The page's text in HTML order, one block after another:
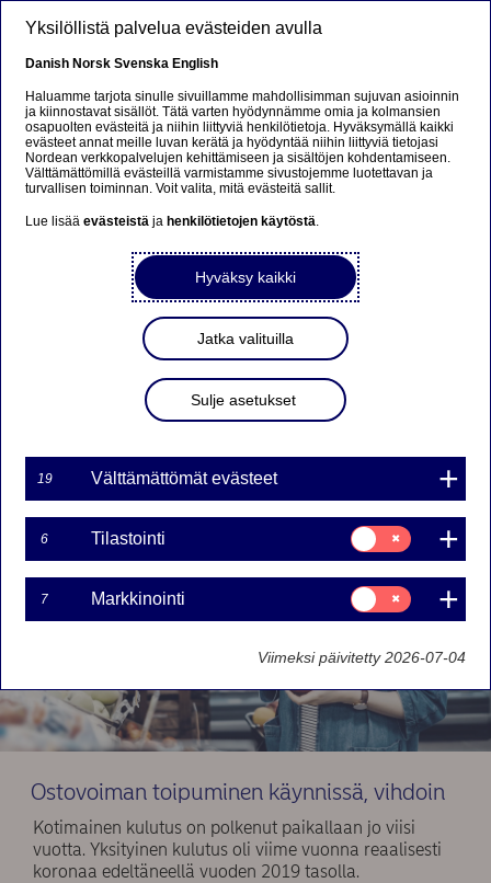
Economic Outlook
Kuluttajan pinkka pitää
26-05-2025
Kotitalouksia on viime vuosina kuritettu
inflaatiolla, koroilla, työttömyydellä ja maailmalta
kumpuavilla negatiivisilla uutisilla. Kotitalouksien
tilanne on nyt kääntynyt kuitenkin monella
mittarilla parempaan suuntaan, kun inflaatio on
Ostovoiman toipuminen käynnissä, vihdoin
Kotimainen kulutus on polkenut paikallaan jo viisi
vuotta. Yksityinen kulutus oli viime vuonna reaalisesti
koronaa edeltäneellä vuoden 2019 tasolla.
Yksilöllistä palvelua evästeiden avulla
Danish Norsk Svenska English
Haluamme tarjota sinulle sivuillamme mahdollisimman sujuvan asioinnin
ja kiinnostavat sisällöt. Tätä varten hyödynnämme omia ja kolmansien
osapuolten evästeitä ja niihin liittyviä henkilötietoja. Hyväksymällä kaikki
evästeet annat meille luvan kerätä ja hyödyntää niihin liittyviä tietojasi
Nordean verkkopalvelujen kehittämiseen ja sisältöjen kohdentamiseen.
Välttämättömillä evästeillä varmistamme sivustojemme luotettavan ja
turvallisen toiminnan. Voit valita, mitä evästeitä sallit.
Lue lisääevästeistä ja henkilötietojen käytöstä.
Hyväksy kaikki
Jatka valituilla
Sulje asetukset
19 Välttämättömät evästeet
6 Tilastointi
Suostumusvalinta:
Tilastointi
7 Markkinointi
Suostumusvalinta:
Markkinointi
Viimeksi päivitetty 2026-07-04